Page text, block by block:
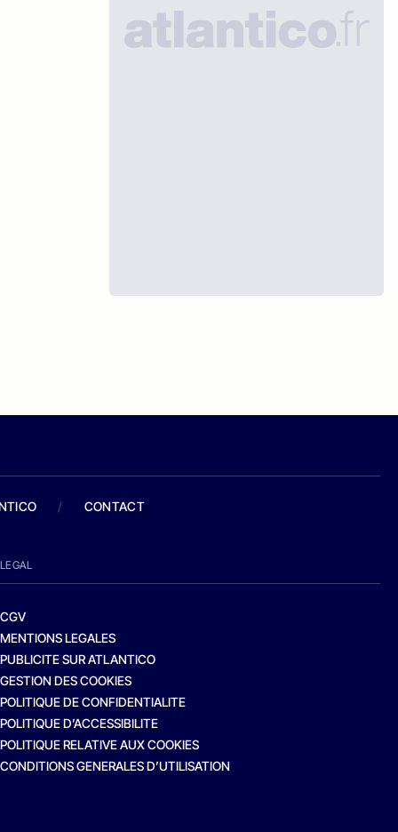
/ CONTACT
LEGAL
CGV
MENTIONS LEGALES
PUBLICITE SUR ATLANTICO
GESTION DES COOKIES
POLITIQUE DE CONFIDENTIALITE
POLITIQUE D’ACCESSIBILITE
POLITIQUE RELATIVE AUX COOKIES
CONDITIONS GENERALES D’UTILISATION